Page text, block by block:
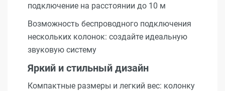
подключение на расстоянии до 10 м
Возможность беспроводного подключения
нескольких колонок: создайте идеальную
звуковую систему
Яркий и стильный дизайн
Компактные размеры и легкий вес: колонку